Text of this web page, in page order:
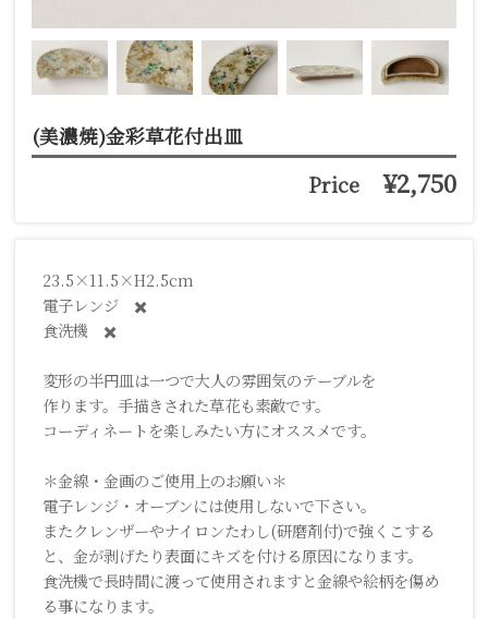
(美濃焼)金彩草花付出皿
Price ¥2,750
23.5×11.5×H2.5cm
電子レンジ ✖️
食洗機 ✖️
変形の半円皿は一つで大人の雰囲気のテーブルを
作ります。手描きされた草花も素敵です。
コーディネートを楽しみたい方にオススメです。
＊金線・金画のご使用上のお願い＊
電子レンジ・オーブンには使用しないで下さい。
またクレンザーやナイロンたわし(研磨剤付)で強くこする
と、金が剥げたり表面にキズを付ける原因になります。
食洗機で長時間に渡って使用されますと金線や絵柄を傷め
る事になります。